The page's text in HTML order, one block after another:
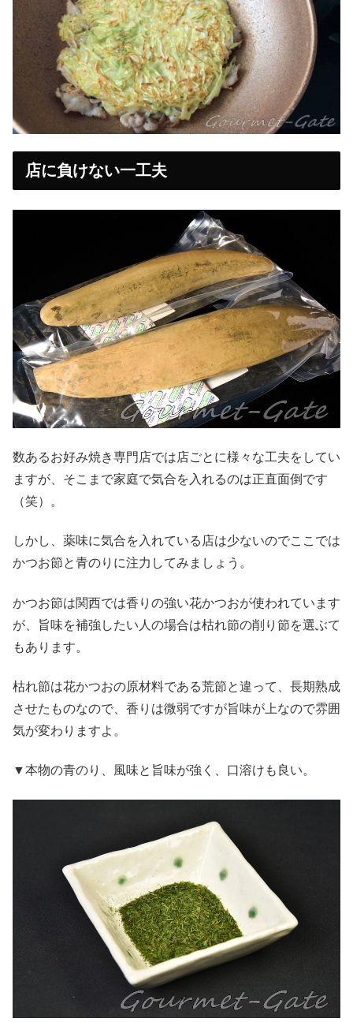
店に負けない一工夫
数あるお好み焼き専門店では店ごとに様々な工夫をしてい
ますが、そこまで家庭で気合を入れるのは正直面倒です
（笑）。
しかし、薬味に気合を入れている店は少ないのでここでは
かつお節と青のりに注力してみましょう。
かつお節は関西では香りの強い花かつおが使われています
が、旨味を補強したい人の場合は枯れ節の削り節を選ぶて
もあります。
枯れ節は花かつおの原材料である荒節と違って、長期熟成
させたものなので、香りは微弱ですが旨味が上なので雰囲
気が変わりますよ。
▼本物の青のり、風味と旨味が強く、口溶けも良い。